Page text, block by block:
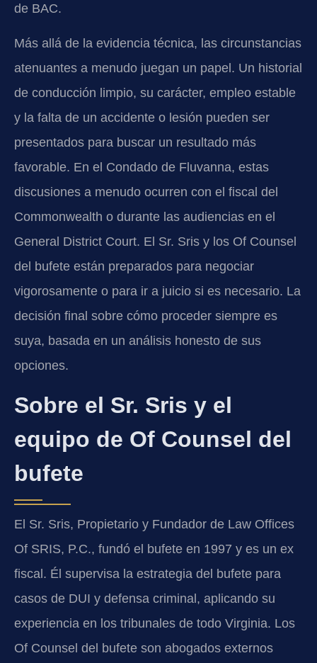
de BAC.
Más allá de la evidencia técnica, las circunstancias
atenuantes a menudo juegan un papel. Un historial
de conducción limpio, su carácter, empleo estable
y la falta de un accidente o lesión pueden ser
presentados para buscar un resultado más
favorable. En el Condado de Fluvanna, estas
discusiones a menudo ocurren con el fiscal del
Commonwealth o durante las audiencias en el
General District Court. El Sr. Sris y los Of Counsel
del bufete están preparados para negociar
vigorosamente o para ir a juicio si es necesario. La
decisión final sobre cómo proceder siempre es
suya, basada en un análisis honesto de sus
opciones.
Sobre el Sr. Sris y el
equipo de Of Counsel del
bufete
El Sr. Sris, Propietario y Fundador de Law Offices
Of SRIS, P.C., fundó el bufete en 1997 y es un ex
fiscal. Él supervisa la estrategia del bufete para
casos de DUI y defensa criminal, aplicando su
experiencia en los tribunales de todo Virginia. Los
Of Counsel del bufete son abogados externos